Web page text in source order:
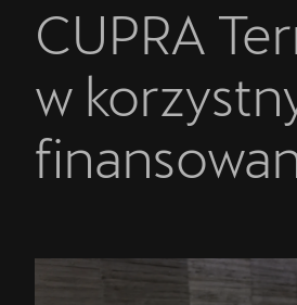
CUPRA
w